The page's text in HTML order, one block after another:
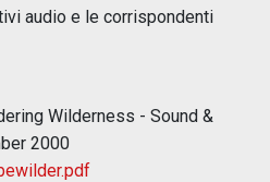
audio e le corrispondenti
Wilderness - Sound &
2000